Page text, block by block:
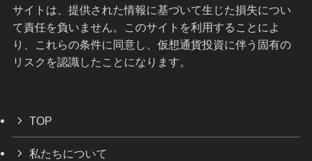
サイトは、提供された情報に基づいて生じた損失につい
て責任を負いません。このサイトを利用することによ
り、これらの条件に同意し、仮想通貨投資に伴う固有の
リスクを認識したことになります。
TOP
私たちについて